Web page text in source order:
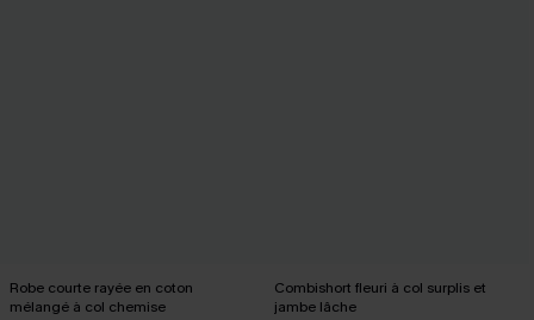
Robe courte rayée en coton
mélangé à col chemise
Combishort fleuri à col surplis et
jambe lâche